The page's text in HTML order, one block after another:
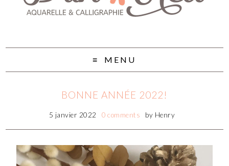
MENU
BONNE ANNÉE 2022!
5 janvier 2022 0 comments by Henry